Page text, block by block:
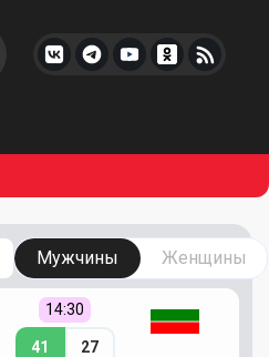
Мужчины Женщины
14:30
41 27